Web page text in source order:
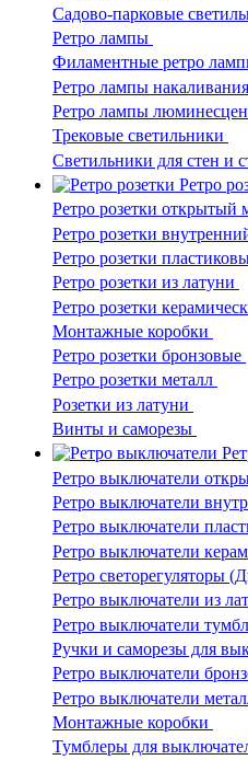
Садово-парковые
Ретро лампы
Филаментные ретро
Ретро лампы накаливания
Ретро лампы
Трековые светильники
Светильники для стен и
Ретро
Ретро розетки открытый
Ретро розетки
Ретро розетки
Ретро розетки из латуни
Ретро розетки
Монтажные коробки
Ретро розетки бронзовые
Ретро розетки металл
Розетки из латуни
Винты и саморезы
Ретро выключатели
Ретро выключатели
Ретро выключатели
Ретро выключатели
Ретро светорегуляторы
Ретро выключатели из
Ретро выключатели
Ручки и саморезы для
Ретро выключатели
Ретро выключатели
Монтажные коробки
Тумблеры для